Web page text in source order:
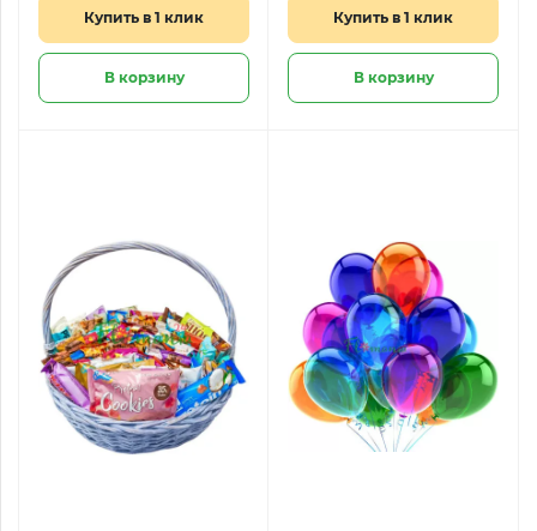
Купить в 1 клик
В корзину
Купить в 1 клик
В корзину